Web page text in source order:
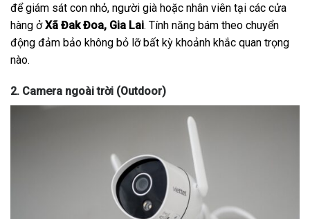
để giám sát con nhỏ, người già hoặc nhân viên tại các cửa
hàng ởXã Đak Đoa, Gia Lai. Tính năng bám theo chuyển
động đảm bảo không bỏ lỡ bất kỳ khoảnh khắc quan trọng
nào.
2. Camera ngoài trời (Outdoor)